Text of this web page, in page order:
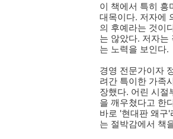
이 책에서 특히 흥
대목이다. 저자에
의 후예라는 것이
는 않았다. 저자는
는 노력을 보인다.
경영 전문가이자
려간 특이한 가족
장했다. 어린 시절
을 깨우쳤다고 한
바로 '현대판 왜구
는 절박감에서 책